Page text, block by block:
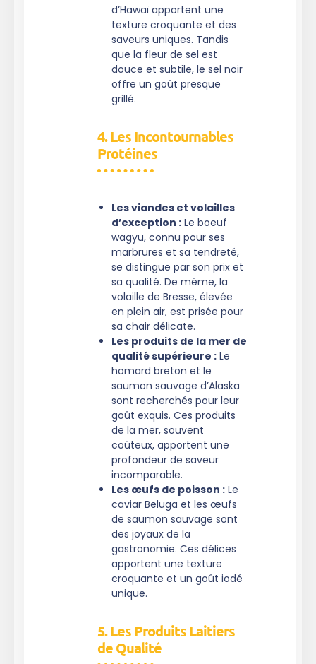
d’Hawaï apportent une
texture croquante et des
saveurs uniques. Tandis
que la fleur de sel est
douce et subtile, le sel noir
offre un goût presque
grillé.
4. Les Incontournables
Protéines
Les viandes et volailles
d’exception : Le boeuf
wagyu, connu pour ses
marbrures et sa tendreté,
se distingue par son prix et
sa qualité. De même, la
volaille de Bresse, élevée
en plein air, est prisée pour
sa chair délicate.
Les produits de la mer de
qualité supérieure : Le
homard breton et le
saumon sauvage d’Alaska
sont recherchés pour leur
goût exquis. Ces produits
de la mer, souvent
coûteux, apportent une
profondeur de saveur
incomparable.
Les œufs de poisson : Le
caviar Beluga et les œufs
de saumon sauvage sont
des joyaux de la
gastronomie. Ces délices
apportent une texture
croquante et un goût iodé
unique.
5. Les Produits Laitiers
de Qualité